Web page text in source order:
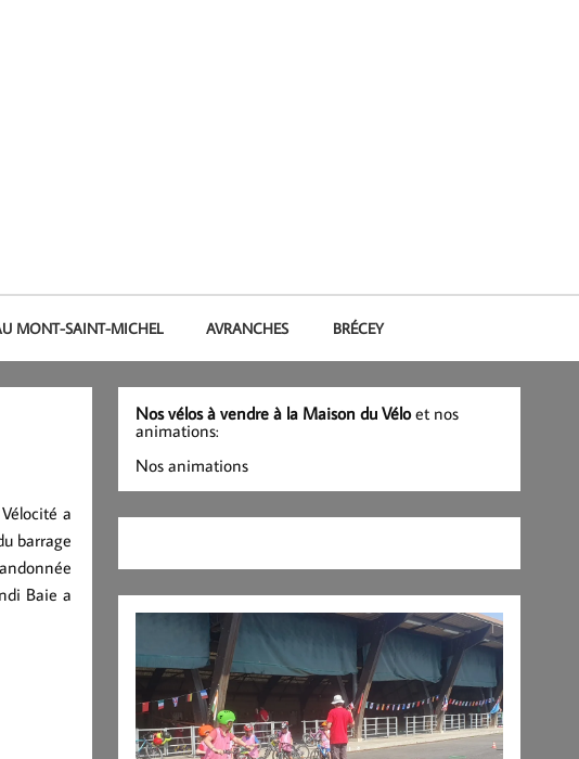
MONT-SAINT-MICHEL AVRANCHES BRÉCEY
a
barrage
Baie a
Nos vélos à vendre à la Maison du Véloet nos
animations:
Nos animations